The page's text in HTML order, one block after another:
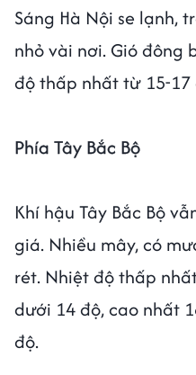
Sáng Hà Nội se lạnh,
nhỏ vài nơi. Gió đông
độ thấp nhất từ 15-17
Phía Tây Bắc Bộ
Khí hậu Tây Bắc Bộ
giá. Nhiều mây, có
rét. Nhiệt độ thấp
dưới 14 độ, cao nhất
độ.